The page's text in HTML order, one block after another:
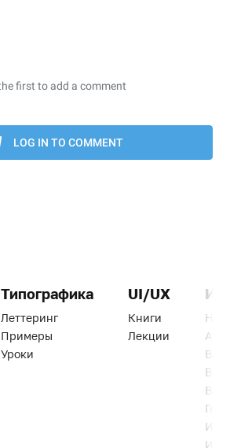
Типографика
Леттеринг
Примеры
Уроки
UI/UX
Книги
Лекции
Веб